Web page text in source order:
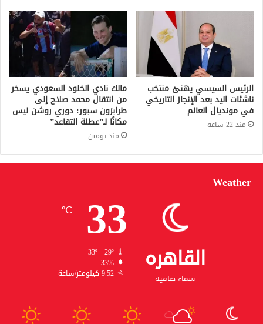
الرئيس السيسي يهنئ منتخب
ناشئات اليد بعد الإنجاز التاريخي
في مونديال العالم
منذ 22 ساعة
مالك نادي الخلود السعودي يسخر
من انتقال محمد صلاح إلى
طرابزون سبور: دوري روشن ليس
مكانًا لـ”عطلة التقاعد”
منذ يومين
Weather
القاهره
سماء صافية
33
℃
33º - 29º
33%
9.52 كيلومتر/ساعة